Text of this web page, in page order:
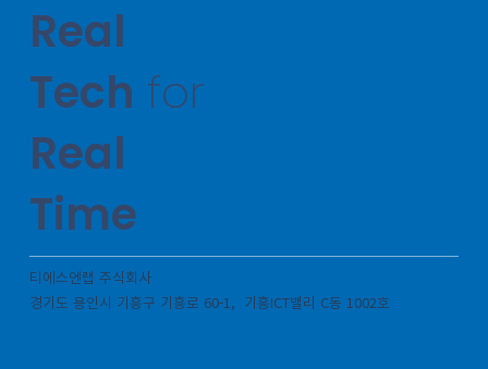
Real
Tech for
Real
Time
티에스엔랩 주식회사
경기도 용인시 기흥구 기흥로 60-1, 기흥ICT밸리 C동 1002호